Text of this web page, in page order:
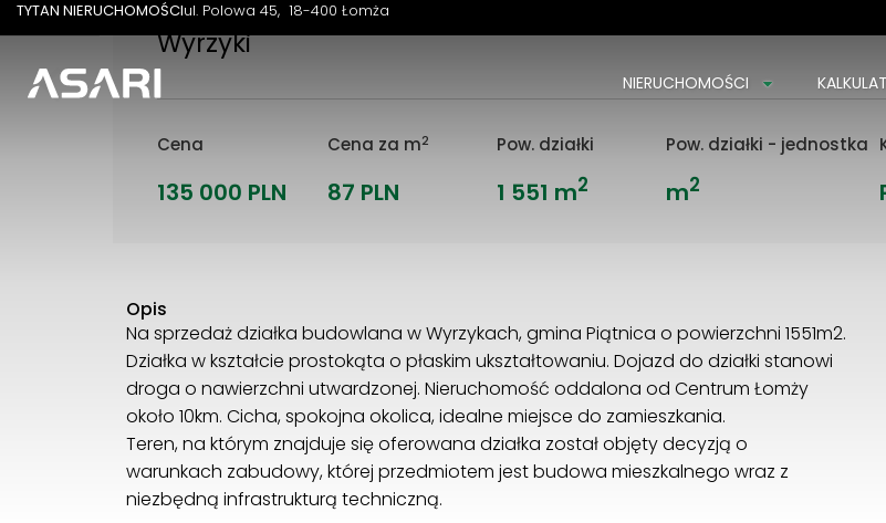
TYTAN NIERUCHOMOŚCIul. Polowa 45 18-400 Łomża
NIERUCHOMOŚCI
Wyrzyki
Cena
135 000 PLN
Cena za m2
87 PLN
Pow. działki
1 551 m2
Pow. działki - jednostka
m2
Opis
Na sprzedaż działka budowlana w Wyrzykach, gmina Piątnica o powierzchni 1551m2.
Działka w kształcie prostokąta o płaskim ukształtowaniu. Dojazd do działki stanowi
droga o nawierzchni utwardzonej. Nieruchomość oddalona od Centrum Łomży
około 10km. Cicha, spokojna okolica, idealne miejsce do zamieszkania.
Teren, na którym znajduje się oferowana działka został objęty decyzją o
warunkach zabudowy, której przedmiotem jest budowa mieszkalnego wraz z
niezbędną infrastrukturą techniczną.